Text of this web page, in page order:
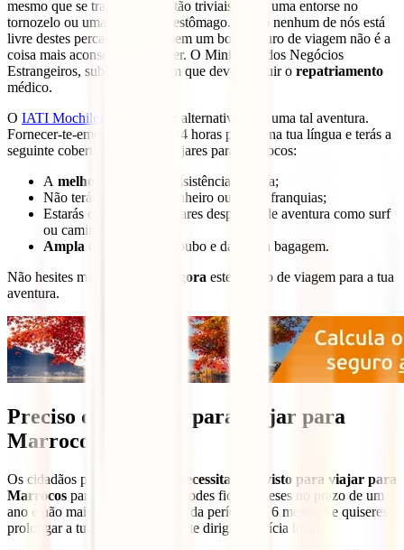
mesmo que se trate de coisas tão triviais como uma entorse no
tornozelo ou uma infeção no estômago. Como nenhum de nós está
livre destes percalços, viajar sem um bom seguro de viagem não é a
coisa mais aconselhável a fazer. O Ministério dos Negócios
Estrangeiros, sublinha também que deves incluir o repatriamento
médico.
O IATI Mochileiro
é a melhor alternativa para uma tal aventura.
Fornecer-te-emos assistência 24 horas por dia na tua língua e terás a
seguinte cobertura, quando viajares para Marrocos:
A melhor
cobertura e assistência médica;
Não terás de adiantar dinheiro ou pagar franquias;
Estarás coberto se praticares desportos de aventura como surf
ou caminhadas;
Ampla cobertura para roubo e danos na bagagem.
Não hesites mais e
contrata agora este seguro de viagem para a tua
aventura.
Preciso de um visto para viajar para
Marrocos?
Os cidadãos portugueses
não necessitam de visto para viajar para
Marrocos para fins turísticos. Podes ficar 6 meses no prazo de um
ano e não mais de 90 dias em cada período de 6 meses. Se quiseres
prolongar a tua estadia, terás de te dirigir à polícia local.